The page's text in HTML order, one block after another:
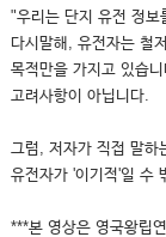
"우리는 단지 유전 정보
다시말해, 유전자는 철
목적만을 가지고 있습
고려사항이 아닙니다.
그럼, 저자가 직접 말하
유전자가 '이기적'일 수
***본 영상은 영국왕립